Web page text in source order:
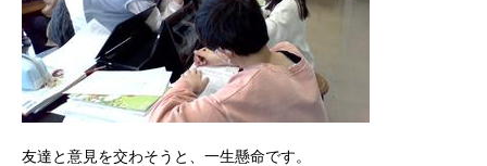
友達と意見を交わそうと、一生懸命です。